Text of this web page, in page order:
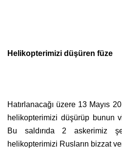
Helikopterimizi düşüren füze
Hatırlanacağı üzere 13 Mayıs
helikopterimizi düşürüp bunun
Bu saldırıda 2 askerimiz
helikopterimizi Rusların bizzat